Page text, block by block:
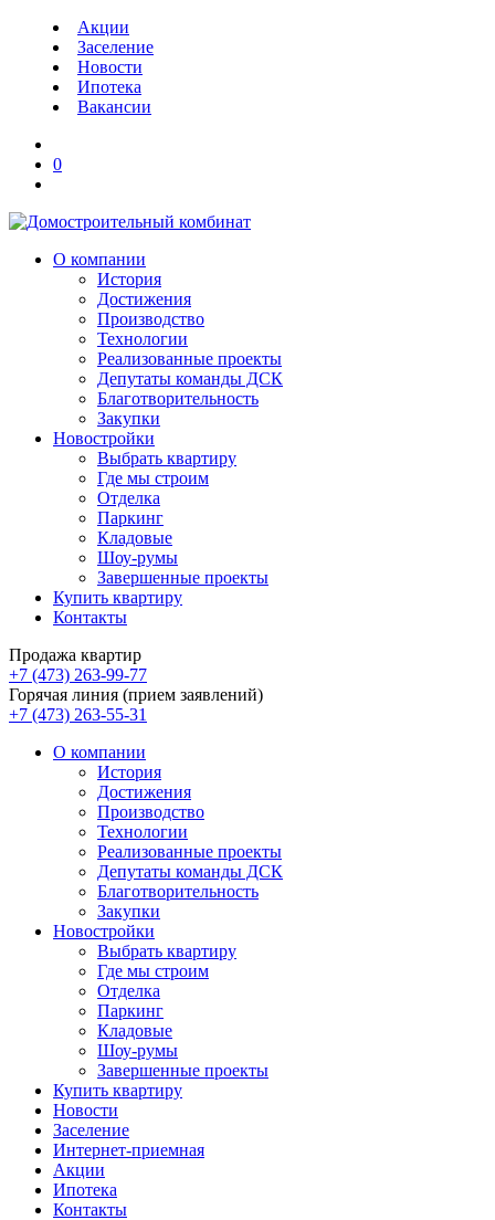
Акции
Заселение
Новости
Ипотека
Вакансии
0
О компании
История
Достижения
Производство
Технологии
Реализованные проекты
Депутаты команды ДСК
Благотворительность
Закупки
Новостройки
Выбрать квартиру
Где мы строим
Отделка
Паркинг
Кладовые
Шоу-румы
Завершенные проекты
Купить квартиру
Контакты
Продажа квартир
+7 (473) 263-99-77
Горячая линия (прием заявлений)
+7 (473) 263-55-31
О компании
История
Достижения
Производство
Технологии
Реализованные проекты
Депутаты команды ДСК
Благотворительность
Закупки
Новостройки
Выбрать квартиру
Где мы строим
Отделка
Паркинг
Кладовые
Шоу-румы
Завершенные проекты
Купить квартиру
Новости
Заселение
Интернет-приемная
Акции
Ипотека
Контакты